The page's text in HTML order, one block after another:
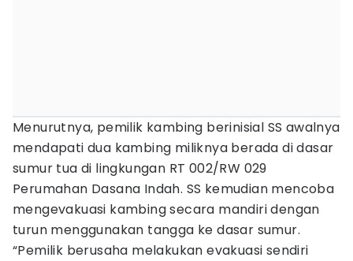
Menurutnya, pemilik kambing berinisial SS awalnya
mendapati dua kambing miliknya berada di dasar
sumur tua di lingkungan RT 002/RW 029
Perumahan Dasana Indah. SS kemudian mencoba
mengevakuasi kambing secara mandiri dengan
turun menggunakan tangga ke dasar sumur.
“Pemilik berusaha melakukan evakuasi sendiri